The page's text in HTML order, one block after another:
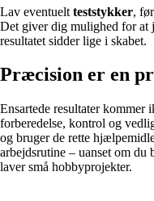
Lav eventuelt teststykker,
Det giver dig mulighed for at
resultatet sidder lige i skabet.
Præcision er en
Ensartede resultater kommer
forberedelse, kontrol og
og bruger de rette
arbejdsrutine – uanset om
laver små hobbyprojekter.